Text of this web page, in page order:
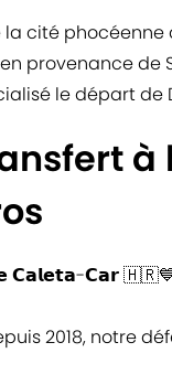
la cité
provenance de
le départ
𝗖𝗮𝗹𝗲𝘁𝗮-𝗖𝗮𝗿
2018, notre